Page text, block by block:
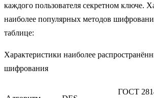
каждого пользователя секретном ключе.
наиболее популярных методов
таблице:
Характеристики наиболее
шифрования
ГОСТ